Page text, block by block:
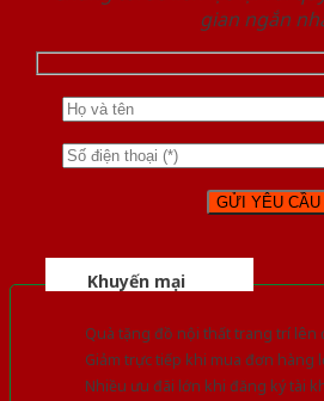
gian ngắn
Khuyến mại
Quà tặng đồ nội thất trang trí lên
Giảm trực tiếp khi mua đơn hàng
Nhiều ưu đãi lớn khi đăng ký tài